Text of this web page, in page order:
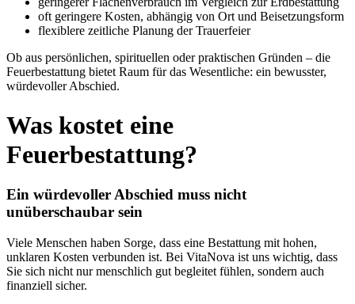
oft geringere Kosten, abhängig von Ort und Beisetzungsform
flexiblere zeitliche Planung der Trauerfeier
Ob aus persönlichen, spirituellen oder praktischen Gründen – die
Feuerbestattung bietet Raum für das Wesentliche: ein bewusster,
würdevoller Abschied.
Was kostet eine
Feuerbestattung?
Ein würdevoller Abschied muss nicht
unüberschaubar sein
Viele Menschen haben Sorge, dass eine Bestattung mit hohen,
unklaren Kosten verbunden ist. Bei VitaNova ist uns wichtig, dass
Sie sich nicht nur menschlich gut begleitet fühlen, sondern auch
finanziell sicher.